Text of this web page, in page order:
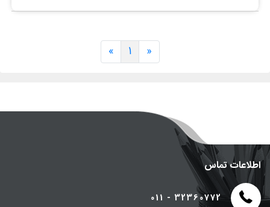
«
1
»
اطلاعات تماس
011 - 32360772